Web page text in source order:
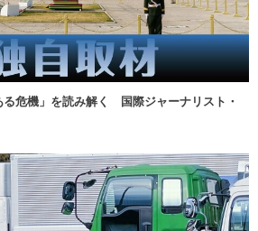
る危機」を読み解く 国際ジャーナリスト・